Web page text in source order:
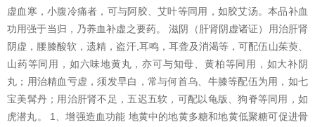
虚血寒，小腹冷痛者，可与阿胶、艾叶等同用，如胶艾汤。本品补血
功用强于当归，乃养血补虚之要药。 滋阴（肝肾阴虚诸证）用治肝肾
阴虚，腰膝酸软，遗精，盗汗,耳鸣，耳聋及消渴等，可配伍山茱萸、
山药等同用，如六味地黄丸，亦可与知母、黄柏等同用，如大补阴
丸；用治精血亏虚，须发早白，常与何首乌、牛膝等配伍为用，如七
宝美髯丹；用治肝肾不足，五迟五软，可配以龟版、狗脊等同用，如
虎潜丸。 1、增强造血功能 地黄中的地黄多糖和地黄低聚糖可促进骨